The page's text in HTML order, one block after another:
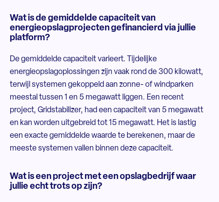
Wat is de gemiddelde capaciteit van
energieopslagprojecten gefinancierd via jullie
platform?
De gemiddelde capaciteit varieert. Tijdelijke
energieopslagoplossingen zijn vaak rond de 300 kilowatt,
terwijl systemen gekoppeld aan zonne- of windparken
meestal tussen 1 en 5 megawatt liggen. Een recent
project, Gridstabilizer, had een capaciteit van 5 megawatt
en kan worden uitgebreid tot 15 megawatt. Het is lastig
een exacte gemiddelde waarde te berekenen, maar de
meeste systemen vallen binnen deze capaciteit.
Wat is een project met een opslagbedrijf waar
jullie echt trots op zijn?